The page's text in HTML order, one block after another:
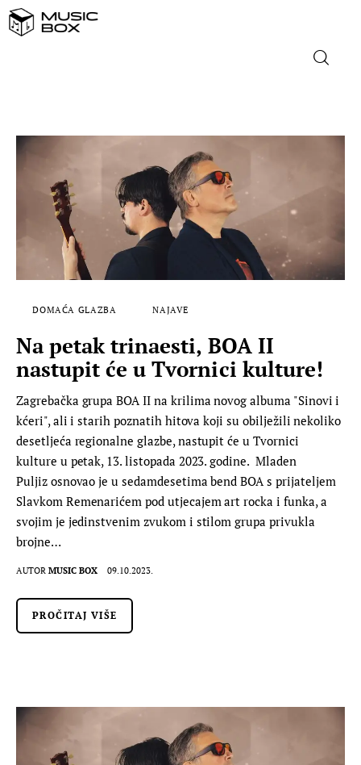
DOMAĆA GLAZBA
STRANA GLAZBA
FILM
MUSIC BOX
DOMAĆA GLAZBA NAJAVE
Na petak trinaesti, BOA II
nastupit će u Tvornici kulture!
Zagrebačka grupa BOA II na krilima novog albuma "Sinovi i
kćeri", ali i starih poznatih hitova koji su obilježili nekoliko
desetljeća regionalne glazbe, nastupit će u Tvornici
kulture u petak, 13. listopada 2023. godine. Mladen
Puljiz osnovao je u sedamdesetima bend BOA s prijateljem
Slavkom Remenarićem pod utjecajem art rocka i funka, a
svojim je jedinstvenim zvukom i stilom grupa privukla
brojne…
AUTOR MUSIC BOX 09.10.2023.
PROČITAJ VIŠE